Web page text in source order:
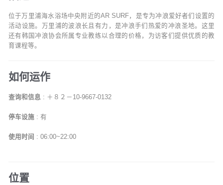
位于万里浦海水浴场中央附近的AR SURF，是专为冲浪爱好者们设置的
活动设施。万里浦的波浪长且有力，是冲浪手们热爱的冲浪圣地。这里
还有韩国冲浪协会所属专业教练以合理的价格，为访客们提供优质的教
育课程等。
如何运作
查询和信息 : ＋８２－10-9667-0132
停车设施 : 有
使用时间 : 06:00~22:00
位置